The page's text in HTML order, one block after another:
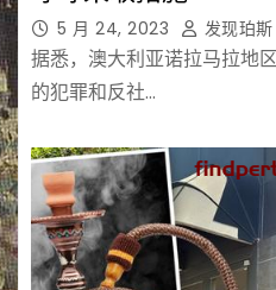
5 月 24, 2023 发现珀斯
据悉，澳大利亚诺拉马拉地
的犯罪和反社…